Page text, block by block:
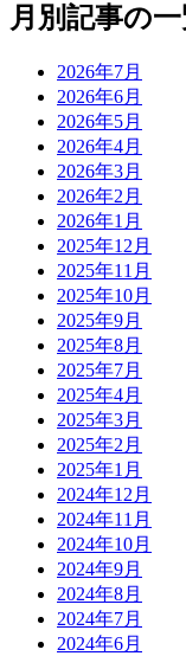
月別記事の
2026年7月
2026年6月
2026年5月
2026年4月
2026年3月
2026年2月
2026年1月
2025年12月
2025年11月
2025年10月
2025年9月
2025年8月
2025年7月
2025年4月
2025年3月
2025年2月
2025年1月
2024年12月
2024年11月
2024年10月
2024年9月
2024年8月
2024年7月
2024年6月